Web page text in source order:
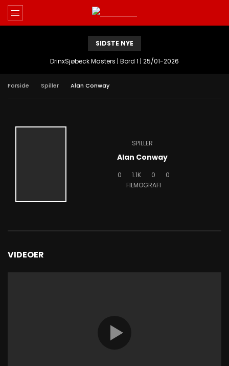
SIDSTE NYE
DrinxSjøbeck Masters | Bord 1 | 25/01-2026
Forside Spiller Alan Conway
SPILLER
Alan Conway
0 1.1K 0
0
FILMOGRAFI
VIDEOER